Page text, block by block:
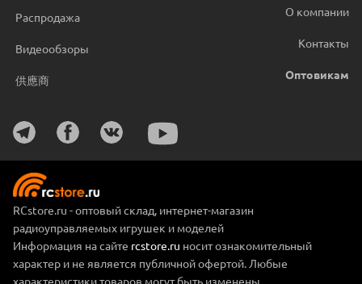
Распродажа
Видеообзоры
供應商
О компании
Контакты
Оптовикам
RCstore.ru - оптовый склад, интернет-магазин
радиоуправляемых игрушек и моделей
Информация на сайте rcstore.ru носит ознакомительный
характер и не является публичной офертой. Любые
характеристики товаров могут быть изменены